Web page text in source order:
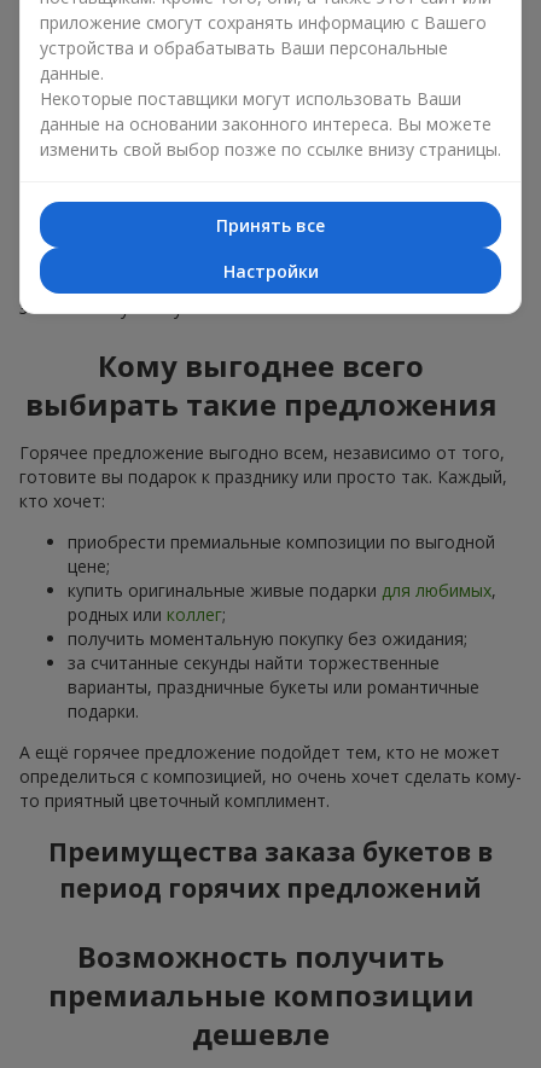
место для новых авторских букетов;
поступления большой партии цветов — когда мы
понимаем, что цветов заказано больше, чем нужно,
делаем привлекательные варианты дешевле,
сохранив качество.
Цветы из раздела “Горячее предложение” разлетаются как
свежие, качественные и будут радовать ваших
людей
и знакомых довольно долго. А ещё вы получите
настоящий премиальный сервис и современные идеи
цветочного оформления, такие как
заказывая букеты у нас.
Кому выгоднее всего
выбирать такие предложения
Горячее предложение выгодно всем, независимо от того,
готовите вы подарок к празднику или просто так. Каждый,
кто хочет:
приобрести премиальные композиции по выгодной
цене;
купить оригинальные живые подарки для любимых,
родных или коллег;
получить моментальную покупку без ожидания;
за считанные секунды найти торжественные
варианты, праздничные букеты или романтичные
подарки.
А ещё горячее предложение подойдет тем, кто не может
определиться с композицией, но очень хочет сделать кому-
то приятный цветочный комплимент.
Преимущества заказа букетов в
период горячих предложений
Возможность получить
премиальные композиции
дешевле
приложение смогут сохранять информацию с Вашего
устройства и обрабатывать Ваши персональные
данные.
Некоторые поставщики могут использовать Ваши
данные на основании законного интереса. Вы можете
изменить свой выбор позже по ссылке внизу страницы.
Принять все
Настройки